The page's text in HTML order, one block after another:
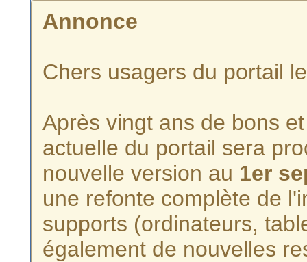
Annonce
Chers usagers du portail
Après vingt ans de bons
actuelle du portail sera
nouvelle version au 1er
une refonte complète de
supports (ordinateurs,
également de nouvelles